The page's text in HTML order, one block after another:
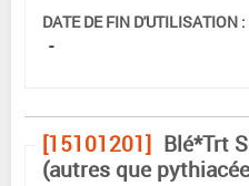
DATE DE FIN D'UTILISATION :
-
[15101201] Blé*Trt
(autres que